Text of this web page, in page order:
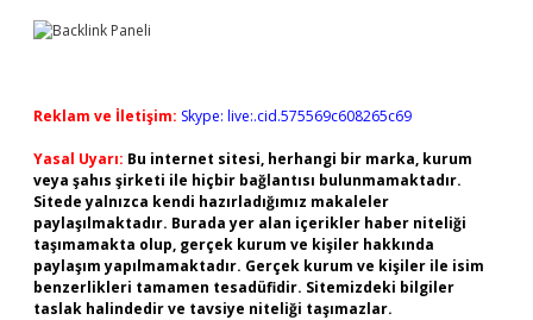
Reklam ve İletişim: Skype: live:.cid.575569c608265c69
Yasal Uyarı: Bu internet sitesi, herhangi bir marka, kurum
veya şahıs şirketi ile hiçbir bağlantısı bulunmamaktadır.
Sitede yalnızca kendi hazırladığımız makaleler
paylaşılmaktadır. Burada yer alan içerikler haber niteliği
taşımamakta olup, gerçek kurum ve kişiler hakkında
paylaşım yapılmamaktadır. Gerçek kurum ve kişiler ile isim
benzerlikleri tamamen tesadüfidir. Sitemizdeki bilgiler
taslak halindedir ve tavsiye niteliği taşımazlar.